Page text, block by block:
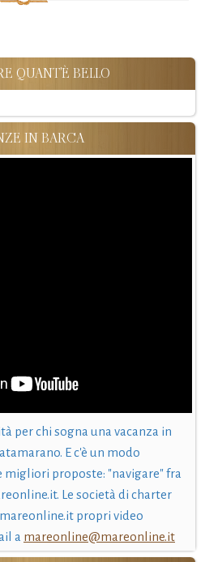
QUANT'È BELLO
IN BARCA
per chi sogna una vacanza in
E c'è un modo
proposte: "navigare" fra
Le società di charter
propri video
a mareonline@mareonline.it